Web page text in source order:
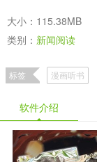
大小：115.38MB
类别： 新闻阅读
标签 漫画听书
软件介绍